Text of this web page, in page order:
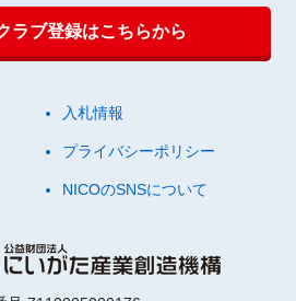
ラブ登録はこちらから
入札情報
プライバシーポリシー
NICOのSNSについて